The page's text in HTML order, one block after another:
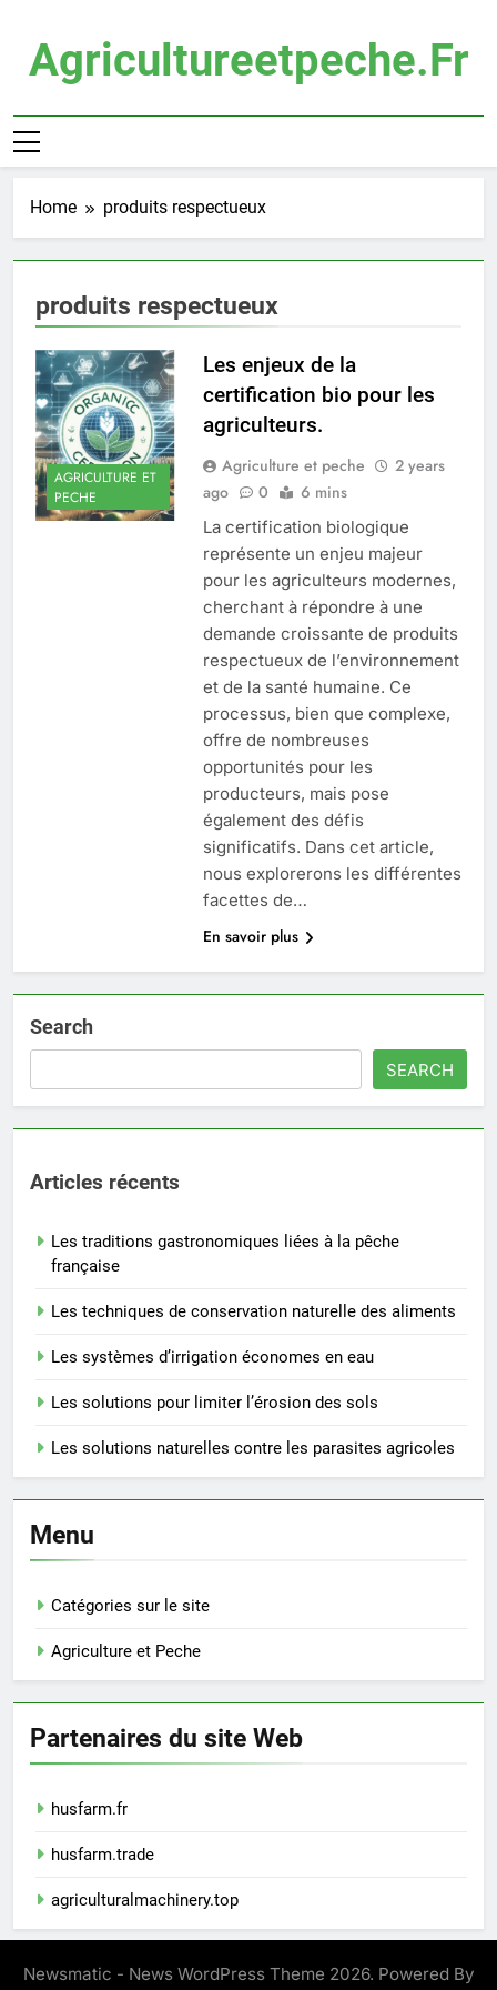
contentAgricultureetpeche.fr
Home produits respectueux
produits respectueux
AGRICULTURE ET
PECHE
Les enjeux de la
certification bio pour les
agriculteurs.
Agriculture et peche
2 years
ago
0 6 mins
La certification biologique
représente un enjeu majeur
pour les agriculteurs modernes,
cherchant à répondre à une
demande croissante de produits
respectueux de l’environnement
et de la santé humaine. Ce
processus, bien que complexe,
offre de nombreuses
opportunités pour les
producteurs, mais pose
également des défis
significatifs. Dans cet article,
nous explorerons les différentes
facettes de…
En savoir plus
Search
SEARCH
Articles récents
Les traditions gastronomiques liées à la pêche
française
Les techniques de conservation naturelle des aliments
Les systèmes d’irrigation économes en eau
Les solutions pour limiter l’érosion des sols
Les solutions naturelles contre les parasites agricoles
Menu
Catégories sur le site
Agriculture et Peche
Partenaires du site Web
husfarm.fr
husfarm.trade
agriculturalmachinery.top
Newsmatic - News WordPress Theme 2026. Powered By